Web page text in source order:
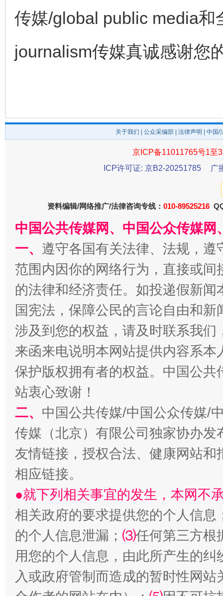
传媒/global public media
journalism传媒真诚感谢您
关于我们 公众采编部 法律声明 | 中国
京ICP备11011765号1至
ICP许可证: 京B2-20251785
广
资料编辑/网络推广/法律咨询专线： 010-89525216
中国公共传媒网、中国公众传媒
一、 遵守各国有关法律、法规，
范围内因你的网络行为，直接或
的法律和经济责任。如投递假新
国宪法，保障公民的言论自由和
涉及到您的权益，请及时联系我
来函来电说明本网站提供内容系
保护版权拥有者的权益。中国公
站衷心致谢！
二、 中国公共传媒/中国公众传媒/
传媒（北京）有限公司独家协办
友情链接，授权合法、健康网站
相应链接。
●就下列相关事宜的发生，本网不
相关政府的要求提供您的个人信息
的个人信息泄漏； ⑶任何第三方根
用您的个人信息，由此所产生的纠
入或政府管制而造成的暂时性网